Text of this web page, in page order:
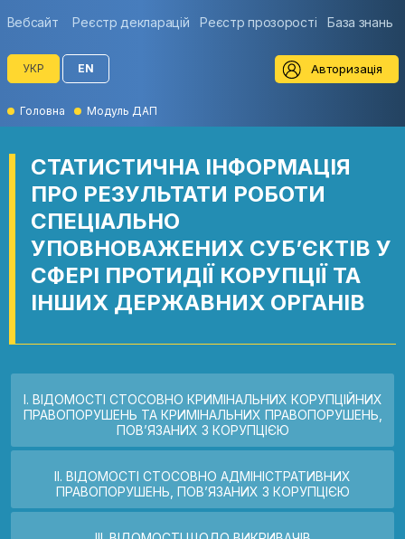
Вебсайт Реєстр декларацій Реєстр прозорості База знань
УКР EN Авторизація
Головна Модуль ДАП
СТАТИCТИЧНА ІНФОРМАЦІЯ
ПРО РЕЗУЛЬТАТИ РОБОТИ
СПЕЦІАЛЬНО
УПОВНОВАЖЕНИХ СУБ’ЄКТІВ У
СФЕРІ ПРОТИДІЇ КОРУПЦІЇ ТА
ІНШИХ ДЕРЖАВНИХ ОРГАНІВ
I. ВІДОМОСТІ СТОСОВНО КРИМІНАЛЬНИХ КОРУПЦІЙНИХ
ПРАВОПОРУШЕНЬ ТА КРИМІНАЛЬНИХ ПРАВОПОРУШЕНЬ,
ПОВ’ЯЗАНИХ З КОРУПЦІЄЮ
II. ВІДОМОСТІ СТОСОВНО АДМІНІСТРАТИВНИХ
ПРАВОПОРУШЕНЬ, ПОВ’ЯЗАНИХ З КОРУПЦІЄЮ